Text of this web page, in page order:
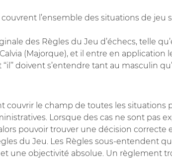
couvrent l’ensemble des situations de jeu
des Règles du Jeu d’échecs, telle
(Majorque), et il entre en application
‘‘il’’ doivent s’entendre tant au masculin
couvrir le champ de toutes les situations
Lorsque des cas ne sont pas
pouvoir trouver une décision
du Jeu. Les Règles sous-entendent
une objectivité absolue. Un règlement